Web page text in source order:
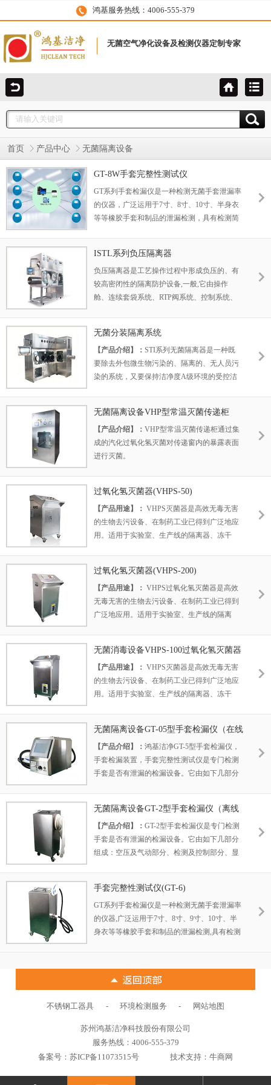
鸿基服务热线：4006-555-379
无菌空气净化设备及检测仪器定制专家
首页 产品中心 无菌隔离设备
GT-8W手套完整性测试仪
GT系列手套检漏仪是一种检测无菌手套泄漏率
的仪器，广泛运用于7寸、8寸、10寸、半身衣
等等橡胶手套和制品的泄漏检测，具有检测简
ISTL系列负压隔离器
负压隔离器是工艺操作过程中形成负压的、有
较高密闭性的隔离防护设备,一般,它由操作
舱、连续套袋系统、RTP阀系统、控制系统、
用于对人体或环境造成毒害和污染的操作工艺
中,特别在抗肿瘤药、活性生物制品、动物试验
等行业得到广泛运用。
无菌分装隔离系统
【产品介绍】： STI系列无菌隔离器是一种既
要除去外包微生物污染的、隔离的、无人员污
染的系统，又要保持洁净度A级环境的受控洁
舱系统、专用的HMI操作和记录系统和计算机
化验证系统软件，该无菌隔离器广泛用于制
药、医疗、卫生、生物试验等场所的无菌隔离
操作。 采用ISOLATOR安全等级保证药品放行
无菌隔离设备VHP型常温灭菌传递柜
【产品介绍】： VHP型常温灭菌传递柜通过集
成的汽化过氧化氢灭菌对传递窗内的暴露表面
进行灭菌。
过氧化氢灭菌器(VHPS-50)
【产品用途】： VHPS灭菌器是高效无毒无害
的生物去污设备、在制药工业已得到广泛地应
用。适用于实验室、生产线的隔离器、冻干
【产品特点】：VHPS灭菌器的杀芽孢能力可
达6lg；分解物为水蒸气与氧气；对环境和人体
均无危害作用；快速的循环过程，运行成本
低；过氧化氢气体具有极好的物料兼容性。
过氧化氢灭菌器(VHPS-200)
【产品用途】： VHPS过氧化氢灭菌器是高效
无毒无害的生物去污设备、在制药工业已得到
广泛地应用。适用于实验室、生产线的隔离
【产品特点】： VHPS灭菌器的杀芽孢能力可
达6lg；分解物为水蒸气与氧气；对环境和人体
均无危害作用；快速的循环过程，运行成本
低；过氧化氢气体具有极好的物料兼容性。
无菌消毒设备VHPS-100过氧化氢灭菌器
【产品用途】： VHPS灭菌器是高效无毒无害
的生物去污设备、在制药工业已得到广泛地应
用。适用于实验室、生产线的隔离器、冻干
【产品特点】： VHPS灭菌器的杀芽孢能力可
达6lg；分解物为水蒸气与氧气；对环境和人体
均无危害作用；快速的循环过程，运行成本
低；过氧化氢气体具有极好的物料兼容性。
无菌隔离设备GT-05型手套检漏仪（在线
型）
【产品介绍】： 鸿基洁净GT-5型手套检漏仪，
手套检漏装置，手套完整性测试仪是专门检测
手套是否有泄漏的检漏设备。它由如下几部分
无菌隔离设备GT-2型手套检漏仪（离线
型）
【产品介绍】： GT-2型手套检漏仪是专门检测
手套是否有泄漏的检漏设备。它由如下几部分
组成：空压及气动部分、检测及控制部分、显
手套完整性测试仪(GT-6)
GT系列手套检漏仪是一种检测无菌手套泄漏率
的仪器,广泛运用于7寸、8寸、9寸、10寸、半
身衣等等橡胶手套和制品的泄漏检测,具有检测
不锈钢工器具 - 环境检测服务 - 网站地图
苏州鸿基洁净科技股份有限公司
服务热线：4006-555-379
备案号：苏ICP备11073515号 技术支持：牛商网